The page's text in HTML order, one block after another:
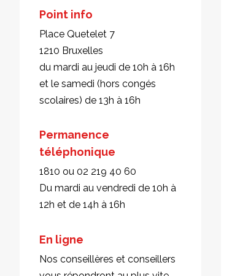
Point info
Place Quetelet 7
1210 Bruxelles
du mardi au jeudi de 10h à 16h
et le samedi (hors congés
scolaires) de 13h à 16h
Permanence
téléphonique
1810 ou 02 219 40 60
Du mardi au vendredi de 10h à
12h et de 14h à 16h
En ligne
Nos conseillères et conseillers